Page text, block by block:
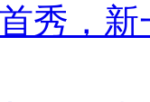
秀，